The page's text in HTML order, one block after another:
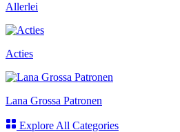
Allerlei
Acties
Lana Grossa Patronen
Explore All Categories